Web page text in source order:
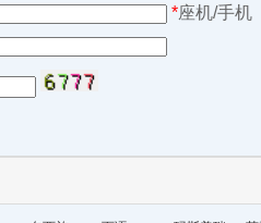
*座机/手机